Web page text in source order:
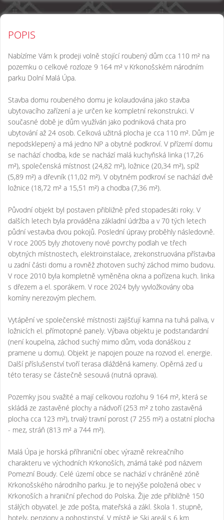
POPIS
Nabízíme Vám k prodeji volně stojící roubený dům cca 110 m² na
pozemku o celkové rozloze 9 164 m² v Krkonošském národním
parku Dolní Malá Úpa.
Stavba domu roubeného domu je kolaudována jako stavba
ubytovacího zařízení a je určen ke kompletní rekonstrukci. V
současné době je dům využíván jako podniková chata pro
ubytování až 24 osob. Celková užitná plocha je cca 110 m². Dům je
nepodsklepený a má jedno NP a obytné podkroví. V přízemí domu
se nachází chodba, kde se nachází malá kuchyňská linka (17,26
m²), společenská místnost (24,82 m²), ložnice (20,34 m²), spíž
(5,89 m²) a dřevník (11,02 m²). V obytném podkroví se nachází dvě
ložnice (18,72 m² a 15,51 m²) a chodba (7,36 m²).
Původní objekt byl postaven přibližně před stopadesáti roky. V
dalších letech byla prováděna základní údržba a v 70 tých letech
půdní vestavba dvou pokojů. Poslední úpravy proběhly následovně.
V roce 2005 byly zhotoveny nové povrchy podlah ve třech
obytných místnostech, elektroinstalace, zrekonstruována přístavba
u zadní části domu a rovněž zhotoven suchý záchod mimo budovu.
V roce 2010 byla kompletně vyměněna okna a pořízena kuch. linka
s dřezem a el. sporákem. V roce 2024 byly vyvložkovány oba
komíny nerezovým plechem.
Vytápění ve společenské místnosti zajišťují kamna na tuhá paliva, v
ložnicích el. přímotopné panely. Výbava objektu je podstandardní
(není koupelna, záchod suchý mimo dům, voda donáškou z
pramene u domu). Objekt je napojen pouze na rozvod el. energie.
Další příslušenství tvoří terasa dlážděná kameny. Opěrná zeď u
této terasy se částečně sesouvá (nutná oprava).
Pozemky jsou svažité a mají celkovou rozlohu 9 164 m², která se
skládá ze zastavěné plochy a nádvoří (253 m² z toho zastavěná
plocha cca 123 m²), trvalý travní porost (7 255 m²) a ostatní plocha
- mez, stráň (813 m² a 744 m²).
Malá Úpa je horská příhraniční obec výrazně rekreačního
charakteru ve východních Krkonoších, známá také pod názvem
Pomezní Boudy. Celé území obce se nachází v chráněné zóně
Krkonošského národního parku. Je to nejvýše položená obec v
Krkonoších a hraniční přechod do Polska. Žije zde přibližně 150
stálých obyvatel. Je zde pošta, mateřská a zákl. škola 1. stupně,
hotely, penziony a pohostinství. V místě je Ski areál s 6 km